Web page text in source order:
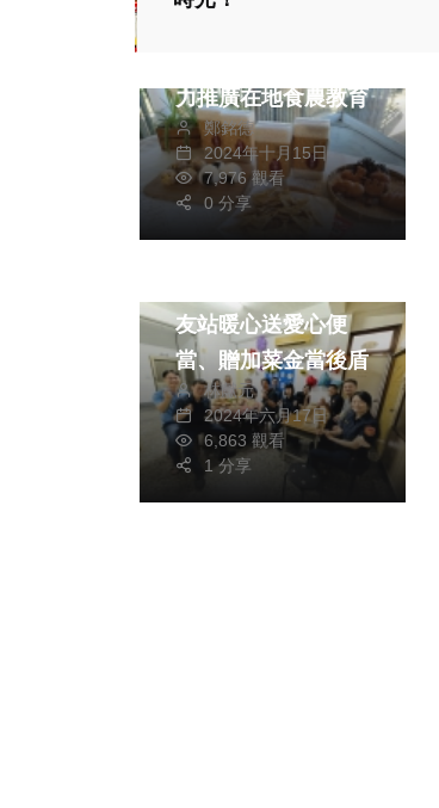
力推廣在地食農教育
鄭銘德
2024年十月15日
7,976 觀看
0 分享
友站暖心送愛心便
當、贈加菜金當後盾
林獻元
2024年六月17日
6,863 觀看
1 分享